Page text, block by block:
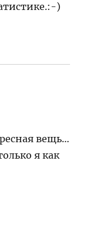
)
вещь…
я как